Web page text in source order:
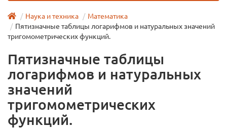
Наука и техника
Математика
Пятизначные таблицы логарифмов и натуральных значений
тригомометрических функций.
Пятизначные таблицы
логарифмов и натуральных
значений
тригомометрических
функций.